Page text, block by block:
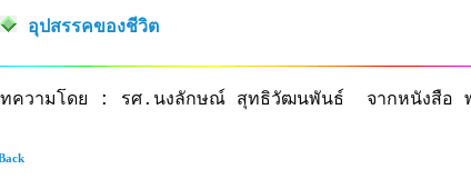
อุปสรรคของชีวิต
ความโดย : รศ.นงลักษณ์ สุทธิวัฒนพันธ์ จากหนังสือ